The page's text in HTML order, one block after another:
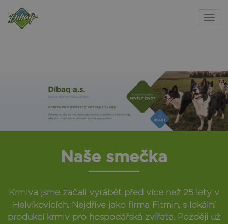
Naše smečka
Krmiva jsme začali vyrábět před více než 25 lety v
Helvíkovicích. Nejdříve jako firma Fitmin, s lokální
produkcí krmiv pro hospodářská zvířata. Později už